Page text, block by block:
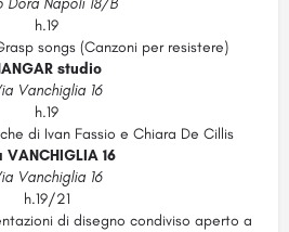
Dora Napoli 18/B
h.19
songs (Canzoni per resistere)
studio
Vanchiglia 16
h.19
di Ivan Fassio e Chiara De Cillis
VANCHIGLIA 16
Vanchiglia 16
h.19/21
di disegno condiviso aperto a